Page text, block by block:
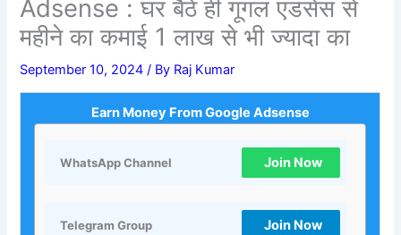
Adsense : घर बैठे ही गूगल एडसेंस से
महीने का कमाई 1 लाख से भी ज्यादा का
September 10, 2024/ By Raj Kumar
Earn Money From Google Adsense
WhatsApp Channel Join Now
Telegram Group Join Now